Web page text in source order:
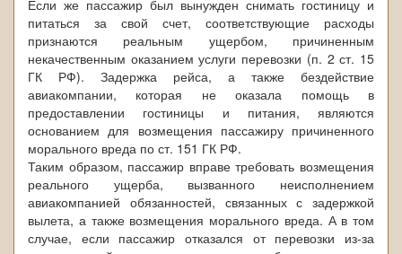
Если же пассажир был вынужден снимать гостиницу и
питаться за свой счет, соответствующие расходы
признаются реальным ущербом, причиненным
некачественным оказанием услуги перевозки (п. 2 ст. 15
ГК РФ). Задержка рейса, а также бездействие
авиакомпании, которая не оказала помощь в
предоставлении гостиницы и питания, являются
основанием для возмещения пассажиру причиненного
морального вреда по ст. 151 ГК РФ.
Таким образом, пассажир вправе требовать возмещения
реального ущерба, вызванного неисполнением
авиакомпанией обязанностей, связанных с задержкой
вылета, а также возмещения морального вреда. А в том
случае, если пассажир отказался от перевозки из-за